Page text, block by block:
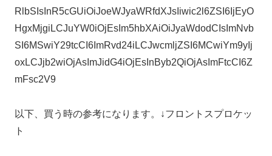
RlbSIsInR5cGUiOiJoeWJyaWRfdXJsIiwic2l6ZSI6IjEyO
HgxMjgiLCJuYW0iOjEsIm5hbXAiOiJyaWdodCIsImNvb
SI6MSwiY29tcCI6ImRvd24iLCJwcmljZSI6MCwiYm9yIj
oxLCJjb2wiOjAsImJidG4iOjEsInByb2QiOjAsImFtcCI6Z
mFsc2V9
以下、買う時の参考になります。↓フロントスプロケッ
ト